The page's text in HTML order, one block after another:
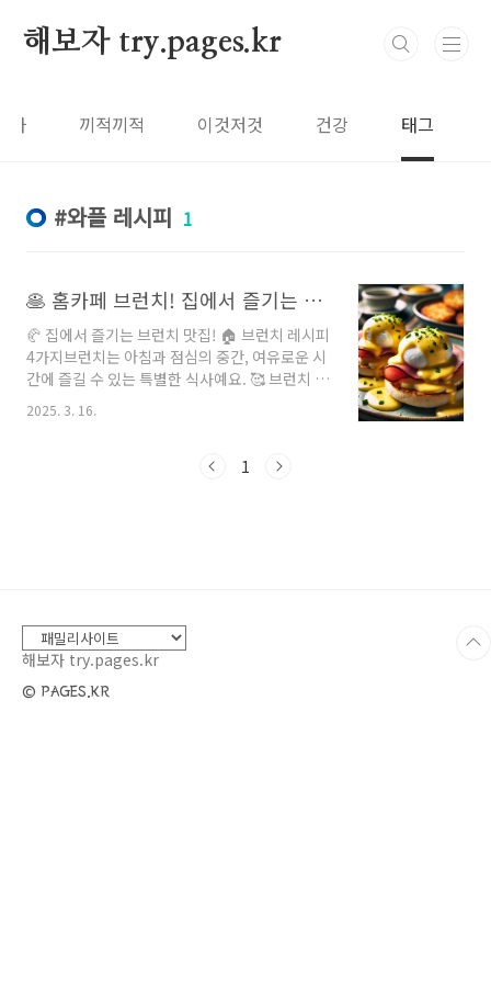
해보자 try.pages.kr
자 끼적끼적 이것저것 건강 태그
와플 레시피 1
🥞 홈카페 브런치! 집에서 즐기는 맛있는 브런치 레시피 4가지 🏡✨
🥐 집에서 즐기는 브런치 맛집! 🏠 브런치 레시피
4가지브런치는 아침과 점심의 중간, 여유로운 시
간에 즐길 수 있는 특별한 식사예요. 🥰 브런치 맛
집에서 먹는 그 맛있는 요리를 집에서도 손쉽게
만들어 볼 수 있어요! 특별한 재료 없이, 간단하면
서 브런치를 즐길 수 있는 레시피 4가지를 소개할
만들고, 녹인 버터를 넣고 섞어 주세요.4. 팬에 기
름을 두르고 반죽을 ..
2025. 3. 16.
1
해보자 try.pages.kr
© PAGES.KR